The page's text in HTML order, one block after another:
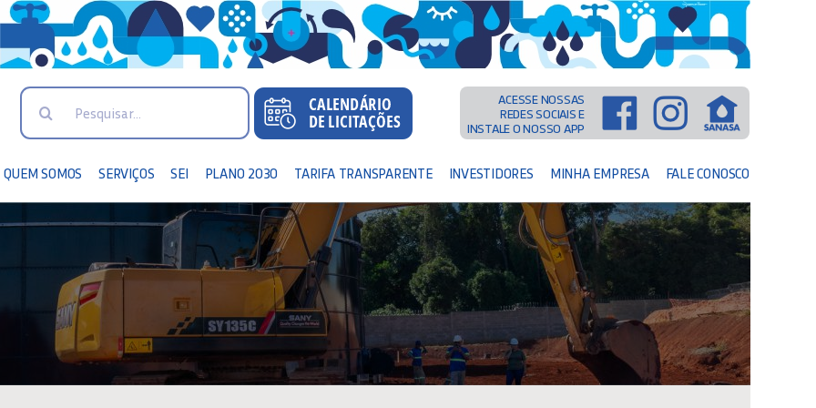
Search
ACESSE NOSSAS
REDES SOCIAIS E
INSTALE O NOSSO APP
QUEM SOMOS SERVIÇOS SEI PLANO 2030 TARIFA TRANSPARENTE INVESTIDORES MINHA EMPRESA FALE CONOSCO